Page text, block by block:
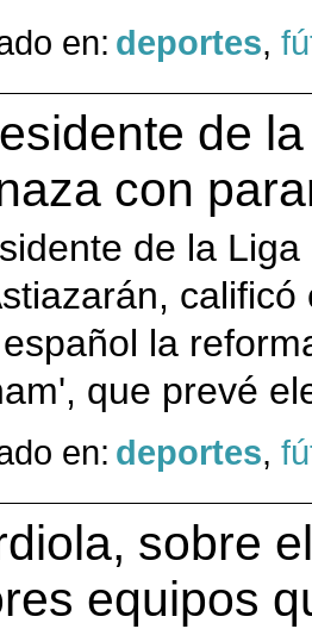
en: deportes,
de
con
de la
la
que prevé
en: deportes,
sobre
equipos